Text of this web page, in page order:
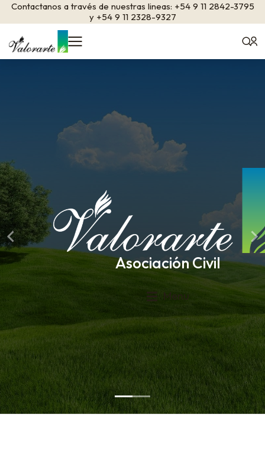
Contactanos a través de nuestras lineas: +54 9 11 2842-3795
y +54 9 11 2328-9327
Asociación Civil
Centro de rehabilitación
de adicciones
Drogadependencia – Alcoholismo
Asociación Civil
Centro de rehabilitación
de adicciones
Drogadependencia – Alcoholismo
Asociación Civil
Centro de rehabilitación
de adicciones
Drogadependencia – Alcoholismo